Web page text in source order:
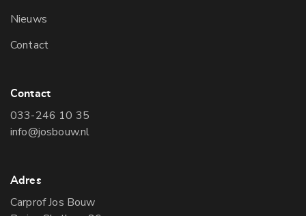
Nieuws
Contact
Contact
033-246 10 35
info@josbouw.nl
Adres
Carprof Jos Bouw